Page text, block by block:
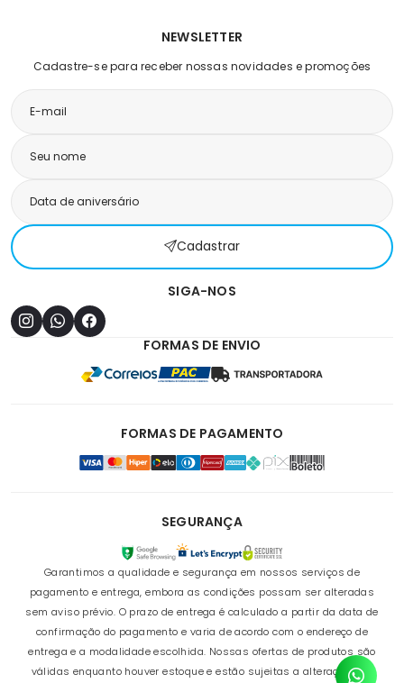
NEWSLETTER
Cadastre-se para receber nossas novidades e promoções
Cadastrar
SIGA-NOS
FORMAS DE ENVIO
FORMAS DE PAGAMENTO
SEGURANÇA
Garantimos a qualidade e segurança em nossos serviços de
pagamento e entrega, embora as condições possam ser alteradas
sem aviso prévio. O prazo de entrega é calculado a partir da data de
confirmação do pagamento e varia de acordo com o endereço de
entrega e a modalidade escolhida. Nossas ofertas de produtos são
válidas enquanto houver estoque e estão sujeitas a alterações de